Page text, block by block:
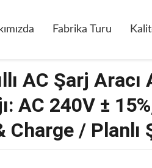
Fabrika Turu
± 15%, 4 Aşamalı Akım Ayarıyla
AC Şarj Aracı
AC 240V ±
Charge / Planlı